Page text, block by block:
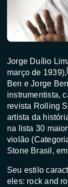
Jorge Duílio
março de 1939),
Ben e Jorge
instrumentista,
revista Rolling
artista da
na
lista 30
violão
Stone Brasil ,
Seu estilo
eles: rock and roll